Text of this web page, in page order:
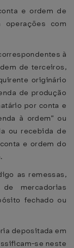
e ordem de
com
à
de terceiros,
originário
de produção
por conta e
à ordem” ou
ou recebida de
e ordem do
as remessas,
mercadorias
fechado ou
depositada em
se neste